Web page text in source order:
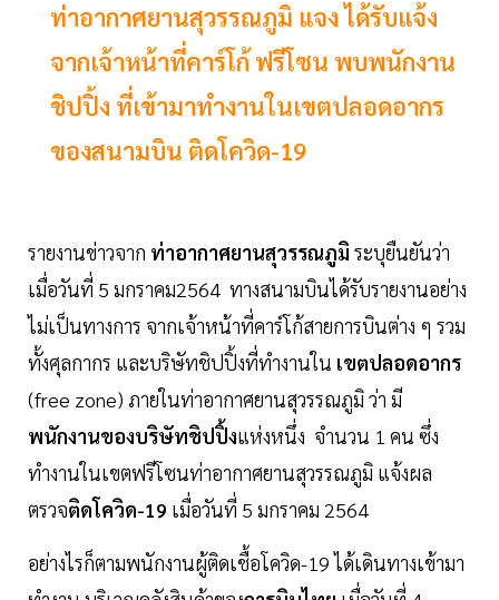
ท่าอากาศยานสุวรรณภูมิ แจง ได้รับแจ้ง
จากเจ้าหน้าที่คาร์โก้ ฟรีโซน พบพนักงาน
ชิปปิ้ง ที่เข้ามาทำงานในเขตปลอดอากร
ของสนามบิน ติดโควิด-19
รายงานข่าวจาก ท่าอากาศยานสุวรรณภูมิ ระบุยืนยันว่า
เมื่อวันที่ 5 มกราคม2564 ทางสนามบินได้รับรายงานอย่าง
ไม่เป็นทางการ จากเจ้าหน้าที่คาร์โก้สายการบินต่าง ๆ รวม
ทั้งศุลกากร และบริษัทชิปปิ้งที่ทำงานใน เขตปลอดอากร
(free zone) ภายในท่าอากาศยานสุวรรณภูมิ ว่า มี
พนักงานของบริษัทชิปปิ้งแห่งหนึ่ง จำนวน 1 คน ซึ่ง
ทำงานในเขตฟรีโซนท่าอากาศยานสุวรรณภูมิ แจ้งผล
ตรวจติดโควิด-19 เมื่อวันที่ 5 มกราคม 2564
อย่างไรก็ตามพนักงานผู้ติดเชื้อโควิด-19 ได้เดินทางเข้ามา